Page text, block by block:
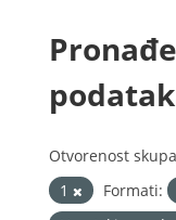
Otvorenost
1
Formati: